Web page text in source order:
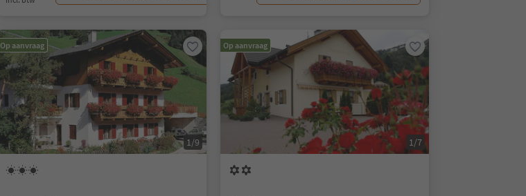
Op aanvraag
1/9
Op aanvraag
1/7